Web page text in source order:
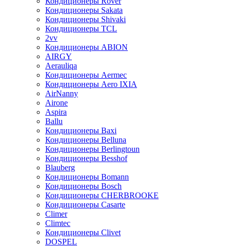
Кондиционеры Sakata
Кондиционеры Shivaki
Кондиционеры TCL
2vv
Кондиционеры ABION
AIRGY
Aerauliqa
Кондиционеры Aermec
Кондиционеры Aero IXIA
AirNanny
Airone
Aspira
Ballu
Кондиционеры Baxi
Кондиционеры Belluna
Кондиционеры Berlingtoun
Кондиционеры Besshof
Blauberg
Кондиционеры Bomann
Кондиционеры Bosch
Кондиционеры CHERBROOKE
Кондиционеры Casarte
Climer
Climtec
Кондиционеры Clivet
DOSPEL